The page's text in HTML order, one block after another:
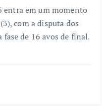
entra em um momento
com a disputa dos
de 16 avos de final.